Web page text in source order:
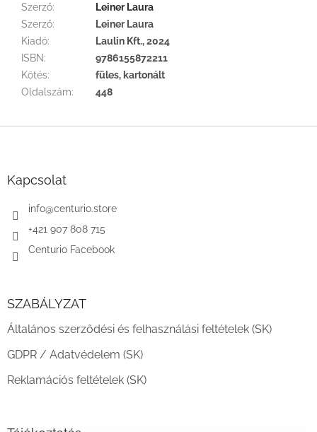
Szerző:
Leiner Laura
Szerző:
Leiner Laura
Kiadó:
Laulin Kft., 2024
ISBN:
9786155872211
Kötés:
füles, kartonált
Oldalszám: 448
Kapcsolat
info@centurio.store
+421 907 808 715
Centurio Facebook
SZABÁLYZAT
Általános szerződési és felhasználási feltételek (SK)
GDPR / Adatvédelem (SK)
Reklamációs feltételek (SK)